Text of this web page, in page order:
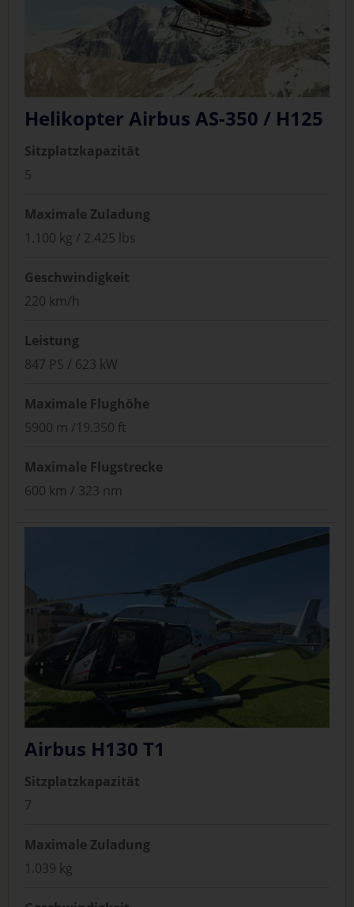
Helikopter Airbus AS-350 / H125
Sitzplatzkapazität
5
Maximale Zuladung
1.100 kg / 2.425 lbs
Geschwindigkeit
220 km/h
Leistung
847 PS / 623 kW
Maximale Flughöhe
5900 m /19.350 ft
Maximale Flugstrecke
600 km / 323 nm
Airbus H130 T1
Sitzplatzkapazität
7
Maximale Zuladung
1.039 kg